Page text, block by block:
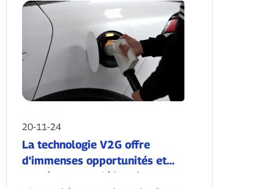
20-11-24
La technologie V2G offre
d'immenses opportunités et
représente un défi majeur.